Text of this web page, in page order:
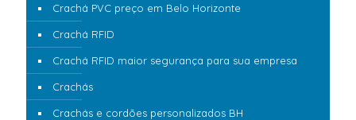
Crachá PVC preço em Belo Horizonte
Crachá RFID
Crachá RFID maior segurança para sua empresa
Crachás
Crachás e cordões personalizados BH